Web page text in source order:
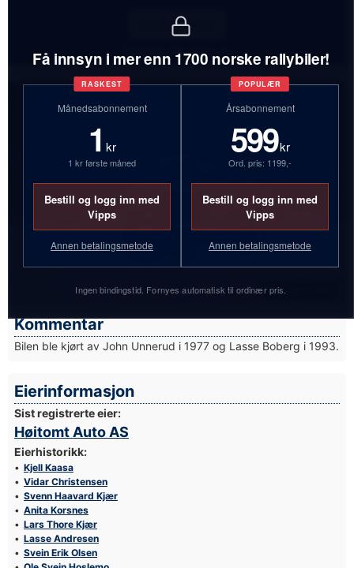
Få innsyn i mer enn 1700 norske rallybiler!
RASKEST
Månedsabonnement
1 kr
1 kr første måned
Bestill og logg inn med
Vipps
Annen betalingsmetode
POPULÆR
Årsabonnement
599kr
Ord. pris: 1199,-
Bestill og logg inn med
Vipps
Annen betalingsmetode
Ingen bindingstid. Fornyes automatisk til ordinær pris.
DC28302
Status:Registrert
Foto: Egil Nordlien
Kommentar
Bilen ble kjørt av John Unnerud i 1977 og Lasse Boberg i 1993.
Eierinformasjon
Sist registrerte eier:
Høitomt Auto AS
Eierhistorikk:
Kjell Kaasa
Vidar Christensen
Svenn Haavard Kjær
Anita Korsnes
Lars Thore Kjær
Lasse Andresen
Svein Erik Olsen